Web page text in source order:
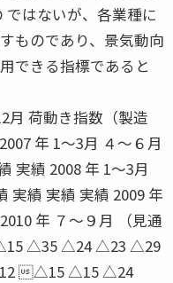
ではないが、各業種に
ものであり、景気動向
できる指標であると
月 荷動き指数（製造
年 1〜3月 ４〜６月
実績 2008 年 1〜3月
実績 実績 実績 2009 年
年 ７〜９月 （見通
△35 △24 △23 △29
△15 △15 △24